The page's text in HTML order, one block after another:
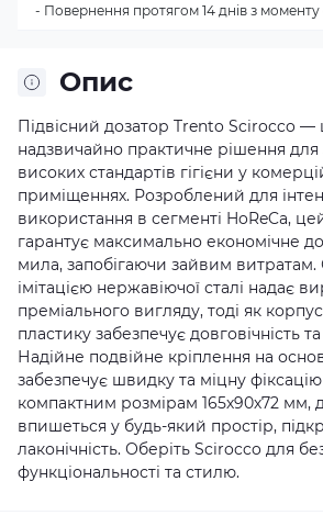
Опис
Підвісний дозатор Trento Scirocco —
надзвичайно практичне рішення для
високих стандартів гігієни у
приміщеннях. Розроблений для
використання в сегменті HoReCa,
гарантує максимально економічне
мила, запобігаючи зайвим
імітацією нержавіючої сталі надає
преміального вигляду, тоді як
пластику забезпечує довговічність
Надійне подвійне кріплення на
забезпечує швидку та міцну фіксацію
компактним розмірам 165х90х72 мм,
впишеться у будь-який простір,
лаконічність. Оберіть Scirocco для
функціональності та стилю.
- Повернення протягом 14 днів з